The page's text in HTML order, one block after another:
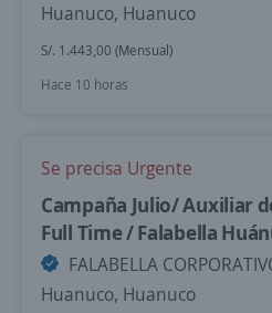
Huanuco, Huanuco
S/. 1.443,00 (Mensual)
Hace 10 horas
Se precisa Urgente
Campaña Julio/ Auxiliar
Full Time / Falabella
FALABELLA
Huanuco, Huanuco